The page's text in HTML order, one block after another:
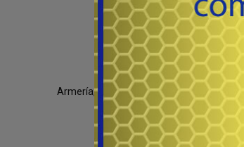
Armería, Tiempo Libre & Accesorios